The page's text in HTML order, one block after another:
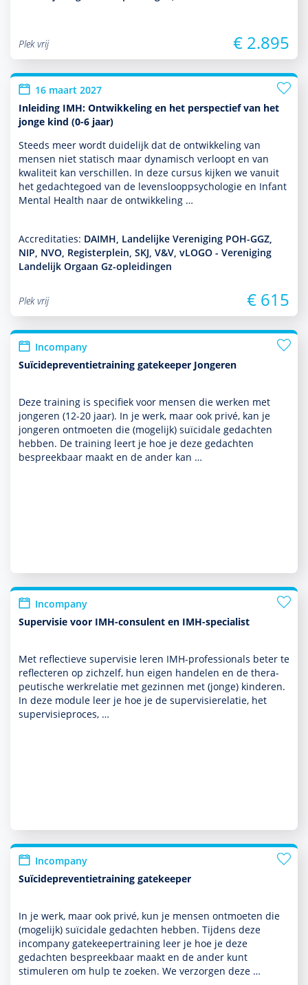
Plek vrij € 2.895
16 maart 2027
Inleiding IMH: Ontwikkeling en het perspectief van het
jonge kind (0-6 jaar)
Steeds meer wordt duide­lijk dat de ont­wikke­ling van
mensen niet statisch maar dynamisch verloopt en van
kwaliteit kan ver­schil­len. In deze cursus kijken we vanuit
het gedachtegoed van de levens­looppsycho­logie en Infant
Mental Health naar de ont­wikke­ling …
Accreditaties: DAIMH, Landelijke Vereniging POH-GGZ,
NIP, NVO, Registerplein, SKJ, V&V, vLOGO - Vereniging
Landelijk Orgaan Gz-opleidingen
Plek vrij € 615
Incompany
Suïcidepreventietraining gatekeeper Jongeren
Deze training is specifiek voor mensen die werken met
jongeren (12-20 jaar). In je werk, maar ook privé, kan je
jongeren ontmoeten die (moge­lijk) suïcidale gedachten
hebben. De training leert je hoe je deze gedachten
bespreekbaar maakt en de ander kan …
Incompany
Supervisie voor IMH-consulent en IMH-specialist
Met reflectieve super­visie leren IMH-professionals beter te
reflecteren op zichzelf, hun eigen han­delen en de thera­
peu­tische werkrelatie met gezin­nen met (jonge) kin­de­ren.
In deze module leer je hoe je de super­visierelatie, het
super­visieproces, …
Incompany
Suïcidepreventietraining gatekeeper
In je werk, maar ook privé, kun je mensen ontmoeten die
(moge­lijk) suïcidale gedachten hebben. Tijdens deze
incompany gatekeepertraining leer je hoe je deze
gedachten bespreekbaar maakt en de ander kunt
stimuleren om hulp te zoeken. We verzorgen deze …